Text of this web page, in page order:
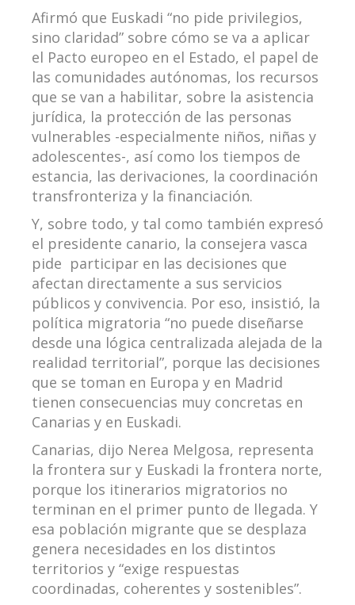
Afirmó que Euskadi “no pide privilegios,
sino claridad” sobre cómo se va a aplicar
el Pacto europeo en el Estado, el papel de
las comunidades autónomas, los recursos
que se van a habilitar, sobre la asistencia
jurídica, la protección de las personas
vulnerables -especialmente niños, niñas y
adolescentes-, así como los tiempos de
estancia, las derivaciones, la coordinación
transfronteriza y la financiación.
Y, sobre todo, y tal como también expresó
el presidente canario, la consejera vasca
pide participar en las decisiones que
afectan directamente a sus servicios
públicos y convivencia. Por eso, insistió, la
política migratoria “no puede diseñarse
desde una lógica centralizada alejada de la
realidad territorial”, porque las decisiones
que se toman en Europa y en Madrid
tienen consecuencias muy concretas en
Canarias y en Euskadi.
Canarias, dijo Nerea Melgosa, representa
la frontera sur y Euskadi la frontera norte,
porque los itinerarios migratorios no
terminan en el primer punto de llegada. Y
esa población migrante que se desplaza
genera necesidades en los distintos
territorios y “exige respuestas
coordinadas, coherentes y sostenibles”.